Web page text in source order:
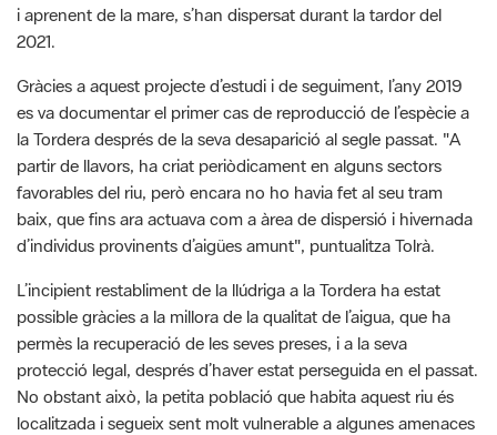
i aprenent de la mare, s’han dispersat durant la tardor del
2021.
Gràcies a aquest projecte d’estudi i de seguiment, l’any 2019
es va documentar el primer cas de reproducció de l’espècie a
la Tordera després de la seva desaparició al segle passat. "A
partir de llavors, ha criat periòdicament en alguns sectors
favorables del riu, però encara no ho havia fet al seu tram
baix, que fins ara actuava com a àrea de dispersió i hivernada
d’individus provinents d’aigües amunt", puntualitza Tolrà.
L’incipient restabliment de la llúdriga a la Tordera ha estat
possible gràcies a la millora de la qualitat de l’aigua, que ha
permès la recuperació de les seves preses, i a la seva
protecció legal, després d’haver estat perseguida en el passat.
No obstant això, la petita població que habita aquest riu és
localitzada i segueix sent molt vulnerable a algunes amenaces